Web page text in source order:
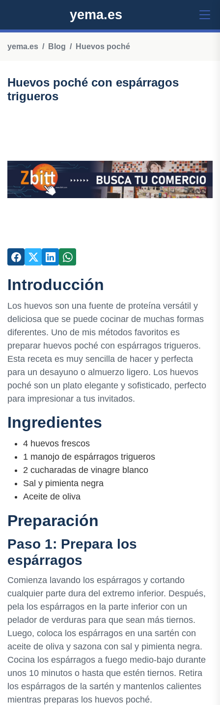
yema.es
yema.es Blog Huevos poché
Huevos poché con espárragos
trigueros
Introducción
Los huevos son una fuente de proteína versátil y
deliciosa que se puede cocinar de muchas formas
diferentes. Uno de mis métodos favoritos es
preparar huevos poché con espárragos trigueros.
Esta receta es muy sencilla de hacer y perfecta
para un desayuno o almuerzo ligero. Los huevos
poché son un plato elegante y sofisticado, perfecto
para impresionar a tus invitados.
Ingredientes
4 huevos frescos
1 manojo de espárragos trigueros
2 cucharadas de vinagre blanco
Sal y pimienta negra
Aceite de oliva
Preparación
Paso 1: Prepara los
espárragos
Comienza lavando los espárragos y cortando
cualquier parte dura del extremo inferior. Después,
pela los espárragos en la parte inferior con un
pelador de verduras para que sean más tiernos.
Luego, coloca los espárragos en una sartén con
aceite de oliva y sazona con sal y pimienta negra.
Cocina los espárragos a fuego medio-bajo durante
unos 10 minutos o hasta que estén tiernos. Retira
los espárragos de la sartén y mantenlos calientes
mientras preparas los huevos poché.